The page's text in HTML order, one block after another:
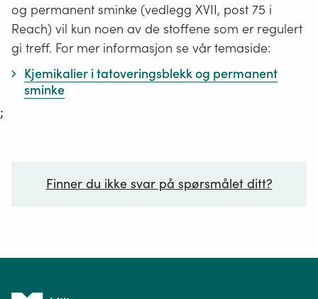
og permanent sminke (vedlegg XVII, post 75 i
Reach) vil kun noen av de stoffene som er regulert
gi treff. For mer informasjon se vår temaside:
Kjemikalier i tatoveringsblekk og permanent
sminke
;
Finner du ikke svar på spørsmålet ditt?